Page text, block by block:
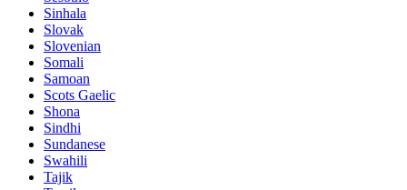
Sinhala
Slovak
Slovenian
Somali
Samoan
Scots Gaelic
Shona
Sindhi
Sundanese
Swahili
Tajik